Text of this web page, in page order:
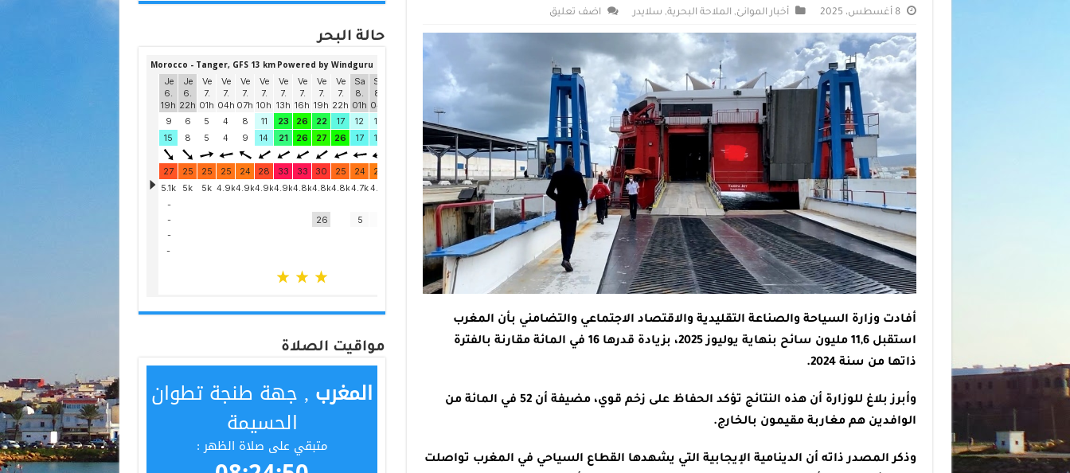
8 أغسطس، 2025 أخبار الموانئ, الملاحة البحرية, سلايدر اضف تعليق
أفادت وزارة السياحة والصناعة التقليدية والاقتصاد الاجتماعي والتضامني بأن المغرب
استقبل 11,6 مليون سائح بنهاية يوليوز 2025، بزيادة قدرها 16 في المائة مقارنة بالفترة
ذاتها من سنة 2024.
وأبرز بلاغ للوزارة أن هذه النتائج تؤكد الحفاظ على زخم قوي، مضيفة أن 52 في المائة من
الوافدين هم مغاربة مقيمون بالخارج.
وذكر المصدر ذاته أن الدينامية الإيجابية التي يشهدها القطاع السياحي في المغرب تواصلت
حالة البحر
مواقيت الصلاة